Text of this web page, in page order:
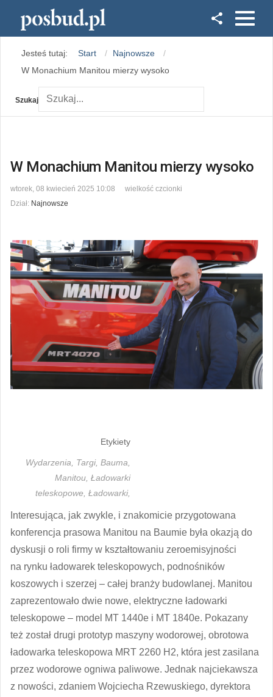
Instagram
Jesteś tutaj: Start
Najnowsze
W Monachium Manitou mierzy wysoko
Szukaj
W Monachium Manitou mierzy wysoko
wtorek, 08 kwiecień 2025 10:08
wielkość czcionki
Dział: Najnowsze
Etykiety
Wydarzenia, Targi, Bauma,
Manitou, Ładowarki
teleskopowe, Ładowarki,
Interesująca, jak zwykle, i znakomicie przygotowana
konferencja prasowa Manitou na Baumie była okazją do
dyskusji o roli firmy w kształtowaniu zeroemisyjności
na rynku ładowarek teleskopowych, podnośników
koszowych i szerzej – całej branży budowlanej. Manitou
zaprezentowało dwie nowe, elektryczne ładowarki
teleskopowe – model MT 1440e i MT 1840e. Pokazany
też został drugi prototyp maszyny wodorowej, obrotowa
ładowarka teleskopowa MRT 2260 H2, która jest zasilana
przez wodorowe ogniwa paliwowe. Jednak najciekawsza
z nowości, zdaniem Wojciecha Rzewuskiego, dyrektora